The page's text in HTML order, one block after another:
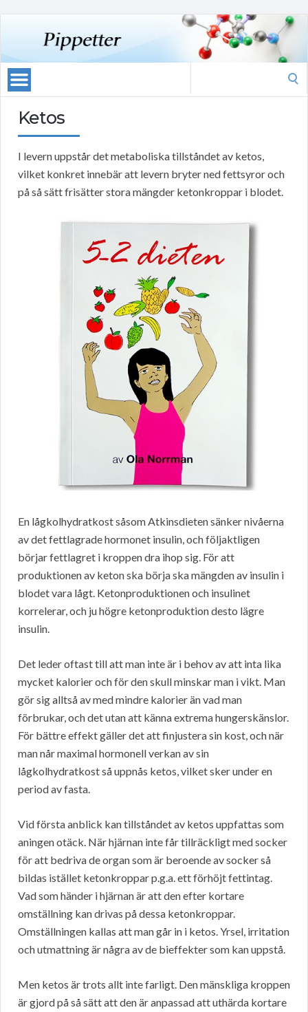
Ketos
I levern uppstår det metaboliska tillståndet av ketos,
vilket konkret innebär att levern bryter ned fettsyror och
på så sätt frisätter stora mängder ketonkroppar i blodet.
En lågkolhydratkost såsom Atkinsdieten sänker nivåerna
av det fettlagrade hormonet insulin, och följaktligen
börjar fettlagret i kroppen dra ihop sig. För att
produktionen av keton ska börja ska mängden av insulin i
blodet vara lågt. Ketonproduktionen och insulinet
korrelerar, och ju högre ketonproduktion desto lägre
insulin.
Det leder oftast till att man inte är i behov av att inta lika
mycket kalorier och för den skull minskar man i vikt. Man
gör sig alltså av med mindre kalorier än vad man
förbrukar, och det utan att känna extrema hungerskänslor.
För bättre effekt gäller det att finjustera sin kost, och när
man når maximal hormonell verkan av sin
lågkolhydratkost så uppnås ketos, vilket sker under en
period av fasta.
Vid första anblick kan tillståndet av ketos uppfattas som
aningen otäck. När hjärnan inte får tillräckligt med socker
för att bedriva de organ som är beroende av socker så
bildas istället ketonkroppar p.g.a. ett förhöjt fettintag.
Vad som händer i hjärnan är att den efter kortare
omställning kan drivas på dessa ketonkroppar.
Omställningen kallas att man går in i ketos. Yrsel, irritation
och utmattning är några av de bieffekter som kan uppstå.
Men ketos är trots allt inte farligt. Den mänskliga kroppen
är gjord på så sätt att den är anpassad att uthärda kortare